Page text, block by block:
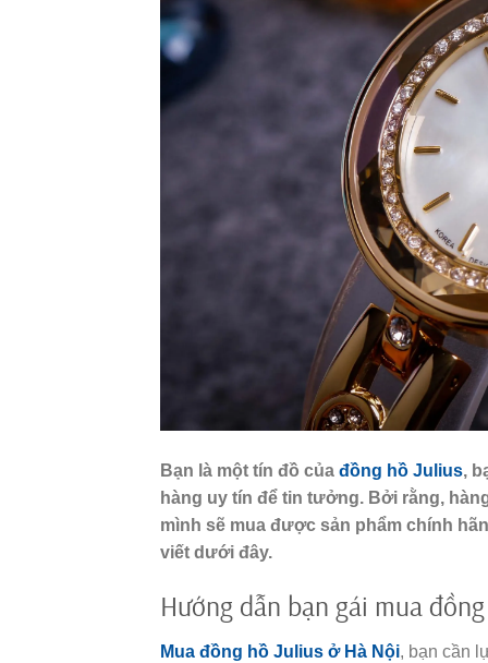
Bạn là một tín đồ của đồng hồ Julius,
hàng uy tín để tin tưởng. Bởi rằng,
mình sẽ mua được sản phẩm chính
viết dưới đây.
Hướng dẫn bạn gái mua
Mua đồng hồ Julius ở Hà Nội, bạn cần